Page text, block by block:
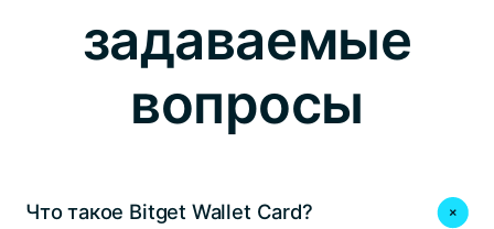
задаваемые
вопросы
Что такое Bitget Wallet Card?